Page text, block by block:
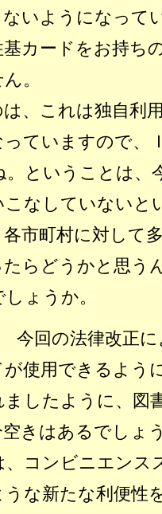
いようになって
カードをお持ち
。
、これは独自利
ていますので、
ということは、
なしていないと
市町村に対して
らどうかと思う
ょうか。
今回の法律改正に
使用できるよう
したように、図
きはあるでしょ
コンビニエンス
な新たな利便性